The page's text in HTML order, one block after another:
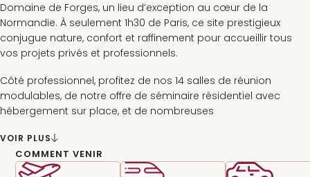
Domaine de Forges, un lieu d’exception au cœur de la
Normandie. À seulement 1h30 de Paris, ce site prestigieux
conjugue nature, confort et raffinement pour accueillir tous
vos projets privés et professionnels.
Côté professionnel, profitez de nos 14 salles de réunion
modulables, de notre offre de séminaire résidentiel avec
hébergement sur place, et de nombreuses
animations incentive... Tout est réuni pour créer un
événement corporate mémorable.
VOIR PLUS
COMMENT VENIR